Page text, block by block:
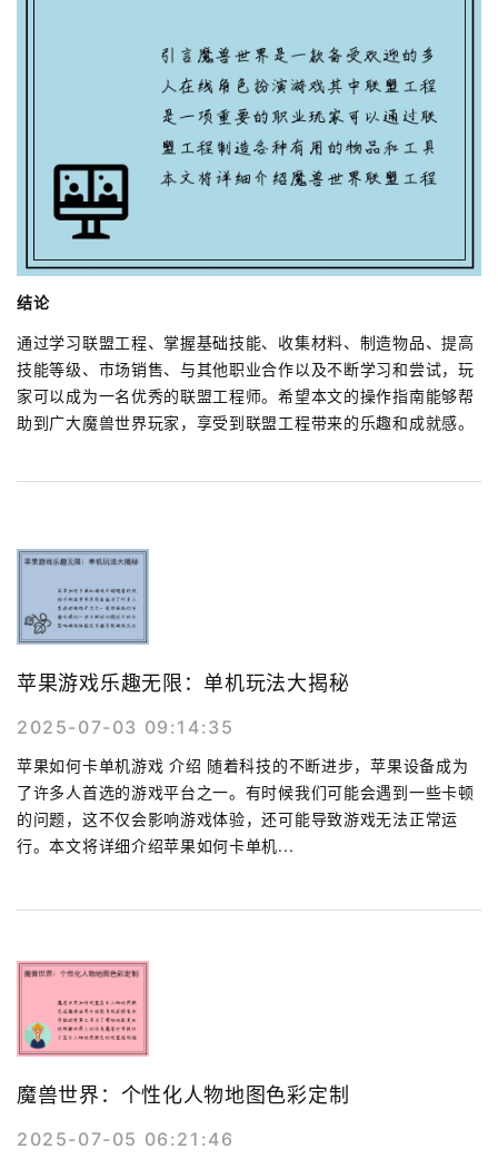
结论
通过学习联盟工程、掌握基础技能、收集材料、制造物品、提高
技能等级、市场销售、与其他职业合作以及不断学习和尝试，玩
家可以成为一名优秀的联盟工程师。希望本文的操作指南能够帮
助到广大魔兽世界玩家，享受到联盟工程带来的乐趣和成就感。
苹果游戏乐趣无限：单机玩法大揭秘
2025-07-03 09:14:35
苹果如何卡单机游戏 介绍 随着科技的不断进步，苹果设备成为
了许多人首选的游戏平台之一。有时候我们可能会遇到一些卡顿
的问题，这不仅会影响游戏体验，还可能导致游戏无法正常运
行。本文将详细介绍苹果如何卡单机...
魔兽世界：个性化人物地图色彩定制
2025-07-05 06:21:46